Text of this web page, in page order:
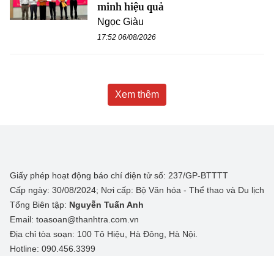
minh hiệu quả
Ngọc Giàu
17:52 06/08/2026
Xem thêm
Giấy phép hoạt động báo chí điện tử số: 237/GP-BTTTT
Cấp ngày: 30/08/2024; Nơi cấp: Bộ Văn hóa - Thể thao và Du lịch
Tổng Biên tập: Nguyễn Tuấn Anh
Email: toasoan@thanhtra.com.vn
Địa chỉ tòa soạn: 100 Tô Hiệu, Hà Đông, Hà Nội.
Hotline: 090.456.3399